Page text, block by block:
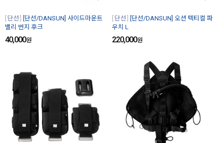
단선
[단선/DANSUN] 사이드마운트
밸리 번지 후크
40,000원
단선
[단선/DANSUN] 오션 텍티컬 파
우치 L
220,000원